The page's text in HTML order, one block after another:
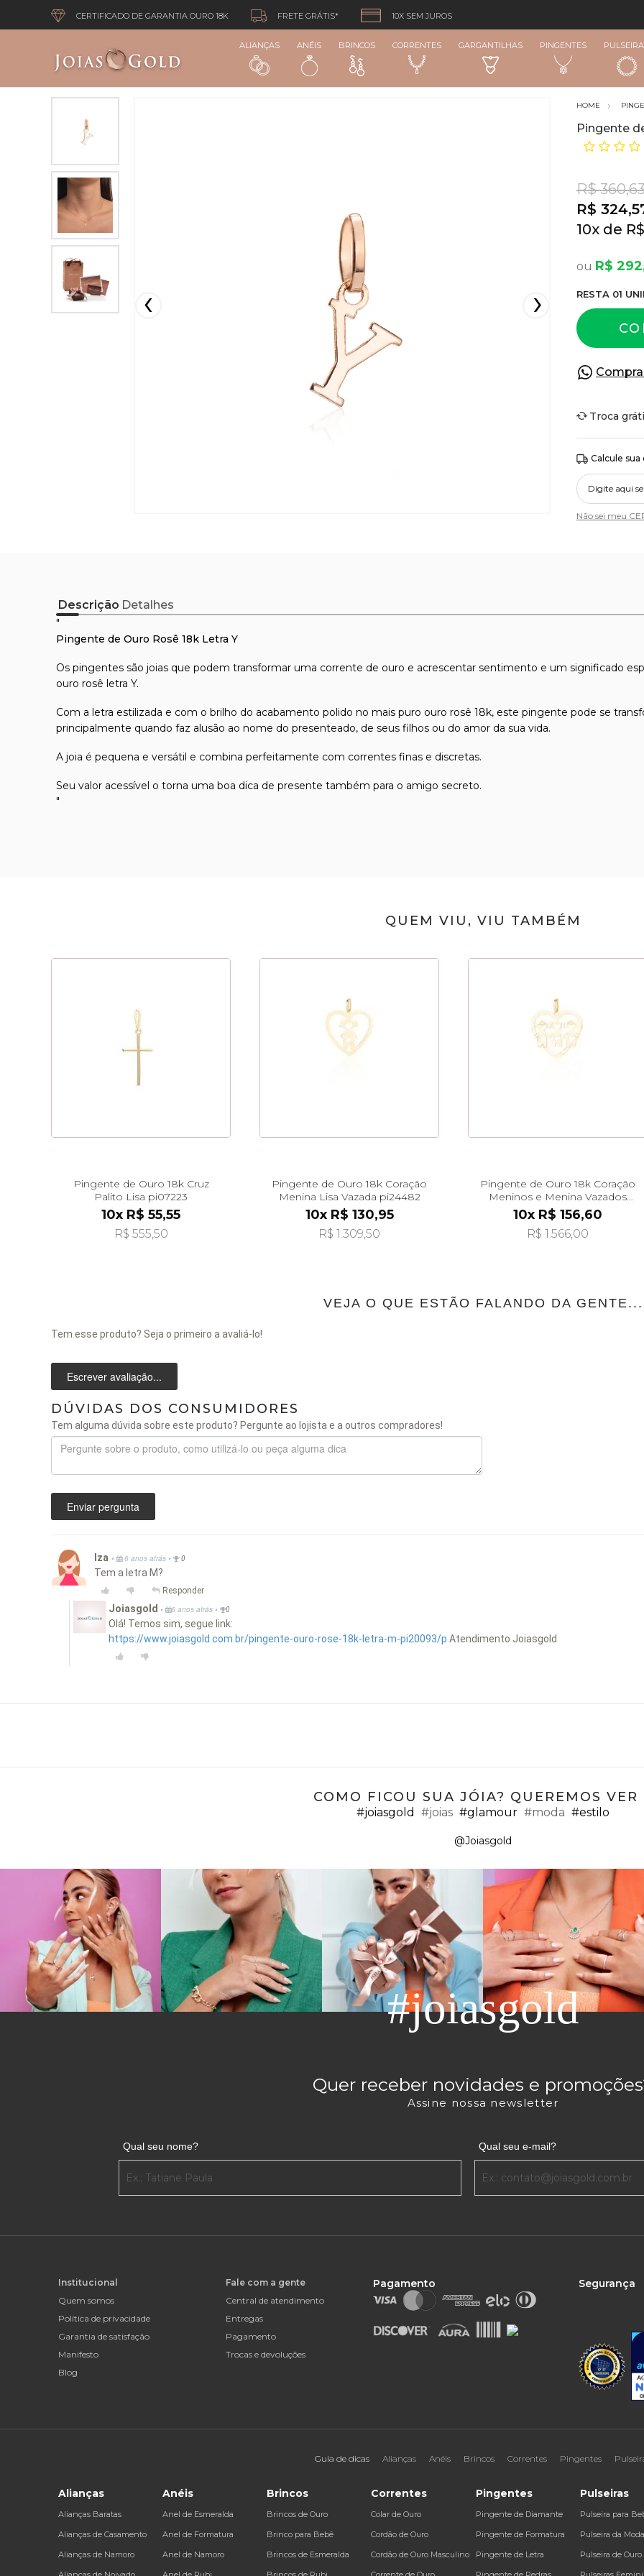
CERTIFICADO DE GARANTIA OURO 18K FRETE GRÁTIS* 10X SEM JUROS
ALIANÇAS ANÉIS BRINCOS CORRENTES GARGANTILHAS PINGENTES
Pingente
R$
R$
10x
R$
RESTA 01
Troca
Calcule
Não sei meu
Descrição Detalhes
"
Pingente de Ouro Rosê 18k Letra Y
Os pingentes são joias que podem transformar uma corrente de ouro e acrescentar sentimento e um significado
ouro rosê letra Y.
Com a letra estilizada e com o brilho do acabamento polido no mais puro ouro rosê 18k, este pingente pode se
principalmente quando faz alusão ao nome do presenteado, de seus filhos ou do amor da sua vida.
A joia é pequena e versátil e combina perfeitamente com correntes finas e discretas.
Seu valor acessível o torna uma boa dica de presente também para o amigo secreto.
"
QUEM VIU, VIU TAMBÉM
Pingente de Ouro 18k Cruz
Palito Lisa pi07223
10x R$ 55,55
R$ 555,50
Pingente de Ouro 18k Coração
Menina Lisa Vazada pi24482
10x R$ 130,95
R$ 1.309,50
Pingente de Ouro 18k Coração
Meninos e Menina Vazados
pi24485
10x R$ 156,60
R$ 1.566,00
VEJA O QUE ESTÃO FALANDO DA GENTE...
Tem esse produto? Seja o primeiro a avaliá-lo!
Escrever avaliação...
DÚVIDAS DOS CONSUMIDORES
Tem alguma dúvida sobre este produto? Pergunte ao lojista e a outros compradores!
Enviar pergunta
Iza • 6 anos atrás • 0
Tem a letra M?
Responder
Joiasgold • 6 anos atrás • 0
Olá! Temos sim, segue link:
https://www.joiasgold.com.br/pingente-ouro-rose-18k-letra-m-pi20093/p Atendimento Joiasgold
COMO FICOU SUA JÓIA? QUEREMOS VER
#joiasgold #joias #glamour #moda #estilo
@Joiasgold
#joiasgold
Quer receber novidades e
Assine nossa newsletter
Qual seu nome? Qual seu e-mail?
Institucional
Quem somos
Política de privacidade
Garantia de satisfação
Manifesto
Blog
Fale com a gente
Central de atendimento
Entregas
Pagamento
Trocas e devoluções
Pagamento Segurança
Guia de dicas Alianças Anéis Brincos Correntes Pingentes
Alianças
Alianças Baratas
Alianças de Casamento
Alianças de Namoro
Anéis
Anel de Esmeralda
Anel de Formatura
Anel de Namoro
Brincos
Brincos de Ouro
Brinco para Bebê
Brincos de Esmeralda
Correntes
Colar de Ouro
Cordão de Ouro
Cordão de Ouro Masculino
Pingentes
Pingente de Diamante
Pingente de Formatura
Pingente de Letra
Pulseiras
Pulseira para
Pulseira da Moda
Pulseira de Ouro